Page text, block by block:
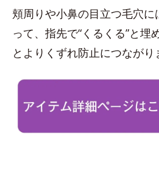
頬周りや小鼻の目立つ毛穴
って、指先で“くるくる”と埋
とよりくずれ防止につながり